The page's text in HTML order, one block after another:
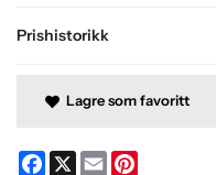
Prishistorikk
Lagre som favoritt
Facebook
X Email